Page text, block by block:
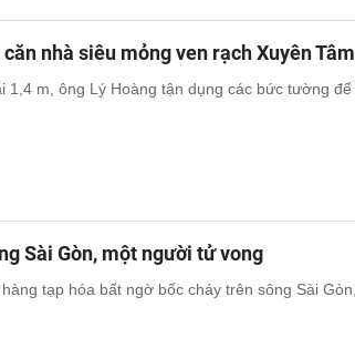
nhà siêu mỏng ven rạch Xuyên Tâm
1,4 m, ông Lý Hoàng tận dụng các bức tường để
Sài Gòn, một người tử vong
tạp hóa bất ngờ bốc cháy trên sông Sài Gòn,